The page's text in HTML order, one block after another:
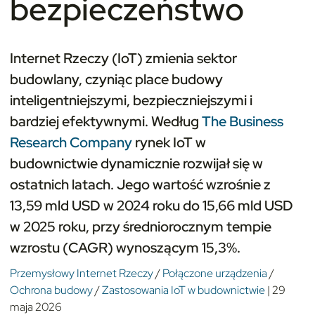
bezpieczeństwo
Internet Rzeczy (IoT) zmienia sektor
budowlany, czyniąc place budowy
inteligentniejszymi, bezpieczniejszymi i
bardziej efektywnymi. WedługThe Business
Research Companyrynek IoT w
budownictwie dynamicznie rozwijał się w
ostatnich latach. Jego wartość wzrośnie z
13,59 mld USD w 2024 roku do 15,66 mld USD
w 2025 roku, przy średniorocznym tempie
wzrostu (CAGR) wynoszącym 15,3%.
Przemysłowy Internet Rzeczy/Połączone urządzenia/
Ochrona budowy/Zastosowania IoT w budownictwie|29
maja 2026